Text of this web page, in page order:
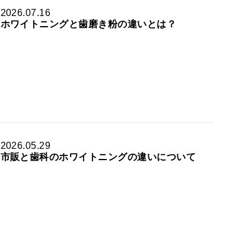
2026.07.16
ホワイトニングと歯磨き粉の違いとは？
2026.05.29
市販と歯科のホワイトニングの違いについて